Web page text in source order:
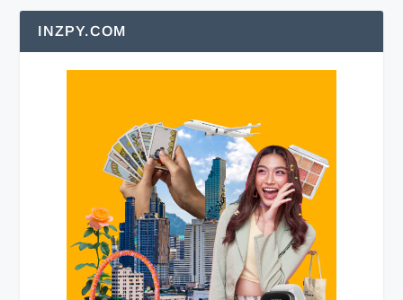
INZPY.COM